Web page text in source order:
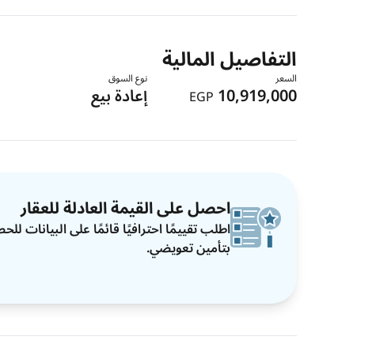
التفاصيل المالية
السعر
10,919,000
EGP
نوع السوق
إعادة بيع
احصل على القيمة العادلة للعقار
اطلب تقييمًا احترافيًا قائمًا على البيانات
بتأمين تعويضي.